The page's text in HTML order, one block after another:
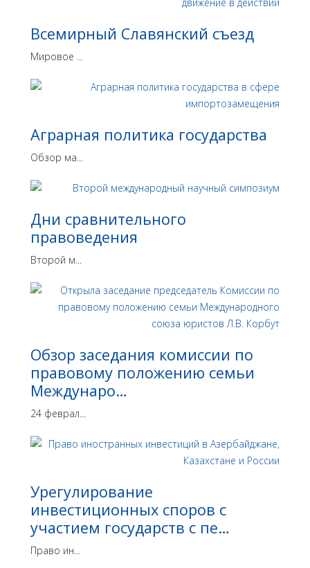
Всемирный Славянский съезд
Мировое ...
Аграрная политика государства
Обзор ма...
Дни сравнительного
правоведения
Второй м...
Обзор заседания комиссии по
правовому положению семьи
Междунаро…
24 феврал...
Урегулирование
инвестиционных споров с
участием государств с пе…
Право ин...